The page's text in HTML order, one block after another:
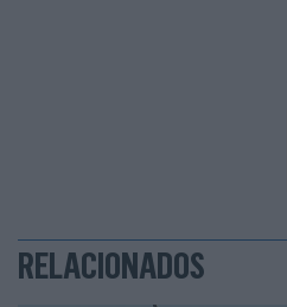
RELACIONADOS